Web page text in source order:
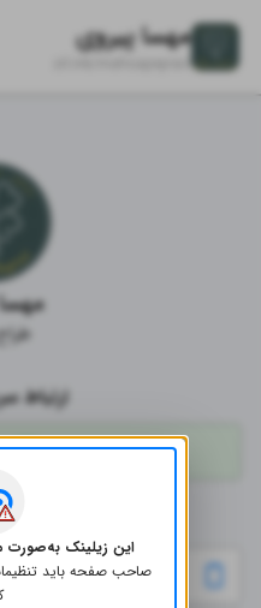
مهسا پیروی
mahsapeyravi
ارتباط
این زیلینک
صاحب صفحه باید